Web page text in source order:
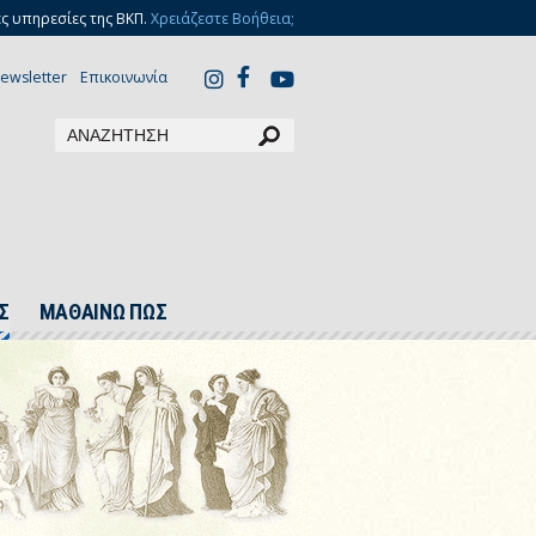
υπηρεσίες της ΒΚΠ. Χρειάζεστε Βοήθεια;
Επικοινωνία
ΜΑΘΑΙΝΩ ΠΩΣ